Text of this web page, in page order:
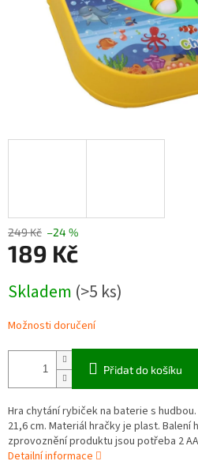
249 Kč –24 %
189 Kč
cena:
Skladem (>5 ks)
Možnosti doručení
Přidat do košíku
Hra chytání rybiček na baterie s
21,6 cm. Materiál hračky je plast. Balení
zprovoznění produktu jsou potřeba 2
Detailní informace